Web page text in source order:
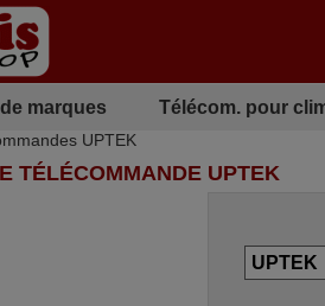
marques Télécom. pour
UPTEK
TÉLÉCOMMANDE UPTEK